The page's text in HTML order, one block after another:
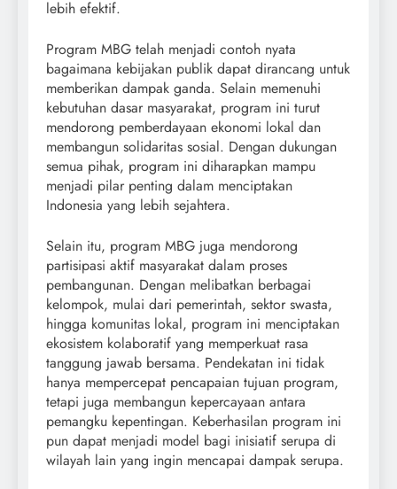
lebih efektif.
Program MBG telah menjadi contoh nyata
bagaimana kebijakan publik dapat dirancang untuk
memberikan dampak ganda. Selain memenuhi
kebutuhan dasar masyarakat, program ini turut
mendorong pemberdayaan ekonomi lokal dan
membangun solidaritas sosial. Dengan dukungan
semua pihak, program ini diharapkan mampu
menjadi pilar penting dalam menciptakan
Indonesia yang lebih sejahtera.
Selain itu, program MBG juga mendorong
partisipasi aktif masyarakat dalam proses
pembangunan. Dengan melibatkan berbagai
kelompok, mulai dari pemerintah, sektor swasta,
hingga komunitas lokal, program ini menciptakan
ekosistem kolaboratif yang memperkuat rasa
tanggung jawab bersama. Pendekatan ini tidak
hanya mempercepat pencapaian tujuan program,
tetapi juga membangun kepercayaan antara
pemangku kepentingan. Keberhasilan program ini
pun dapat menjadi model bagi inisiatif serupa di
wilayah lain yang ingin mencapai dampak serupa.